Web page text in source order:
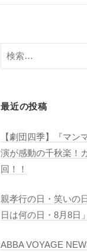
検
索:
最近の投稿
【劇団四季】『マン
演が感動の千秋楽！
回！！
親孝行の日・笑いの
日は何の日・8月8日」
ABBA VOYAGE